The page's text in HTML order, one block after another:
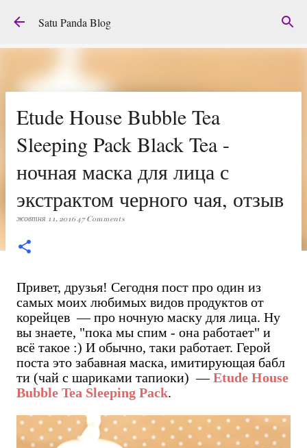
Перейти до основного вмісту
Satu Panda Blog
Etude House Bubble Tea
Sleeping Pack Black Tea -
ночная маска для лица с
экстрактом черного чая, отзыв
жовтня 11, 201647 Comments
Привет, друзья! Сегодня пост про один из
самых моих любимых видов продуктов от
корейцев — про ночную маску для лица. Ну
вы знаете, "пока мы спим - она работает" и
всё такое :) И обычно, таки работает. Герой
поста это забавная маска, имитирующая бабл
ти (чай с шариками тапиоки) —Etude House
Bubble Tea Sleeping Pack.